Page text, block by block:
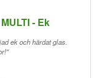
- Ek
ek och härdat glas.